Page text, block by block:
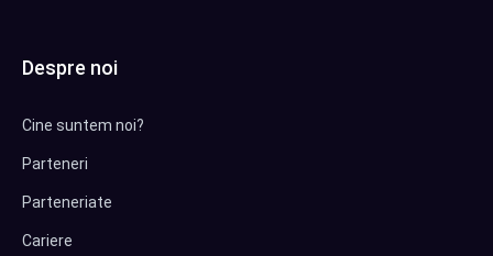
Despre noi
Cine suntem noi?
Parteneri
Parteneriate
Cariere